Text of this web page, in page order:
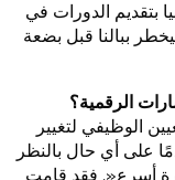
بتقديم الدورات في
ببالنا قبل بضعة
الرقمية؟
الوظيفي لتغيير
على أي حال بالنظر
الآن بوتيرة أسرع«. فقد قامت